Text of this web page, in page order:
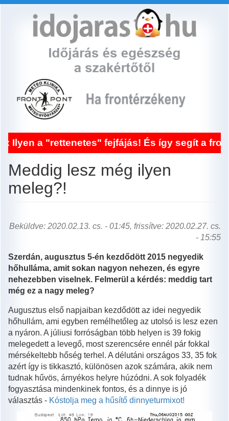
fejfájás! És így segít a
Meddig lesz még ilyen
meleg?!
Beküldve: 2020.02.13. cs. - 01:45, frissítve: 2020.02.27. cs.
- 15:55
Szerdán, augusztus 5-én kezdődött 2015 negyedik
hőhulláma, amit sokan nagyon nehezen, és egyre
nehezebben viselnek. Felmerül a kérdés: meddig tart
még ez a nagy meleg?
Augusztus első napjaiban kezdődött az idei negyedik
hőhullám, ami egyben remélhetőleg az utolsó is lesz ezen
a nyáron. A júliusi forróságban több helyen is 39 fokig
melegedett a levegő, most szerencsére ennél pár fokkal
mérsékeltebb hőség terhel. A délutáni országos 33, 35 fok
azért így is tikkasztó, különösen azok számára, akik nem
tudnak hűvös, árnyékos helyre húzódni. A sok folyadék
fogyasztása mindenkinek fontos, és a dinnye is jó
választás - Kóstolja meg a hűsítő dinnyeturmixot!